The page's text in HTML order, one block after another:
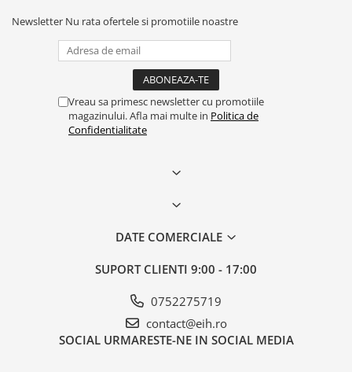
Newsletter Nu rata ofertele si promotiile noastre
Vreau sa primesc newsletter cu promotiile
magazinului. Afla mai multe in Politica de
Confidentialitate
DATE COMERCIALE
SUPORT CLIENTI 9:00 - 17:00
0752275719
contact@eih.ro
SOCIAL URMARESTE-NE IN SOCIAL MEDIA